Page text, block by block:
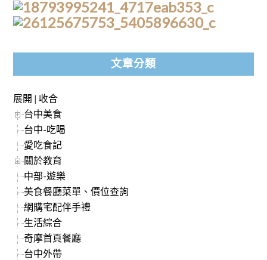
文章分類
展開 | 收合
台中美食
台中-吃喝
愛吃食記
關於教育
中部-遊樂
美食餐廳菜單、價位查詢
網購宅配伴手禮
生活綜合
奇摩首頁餐廳
台中外帶